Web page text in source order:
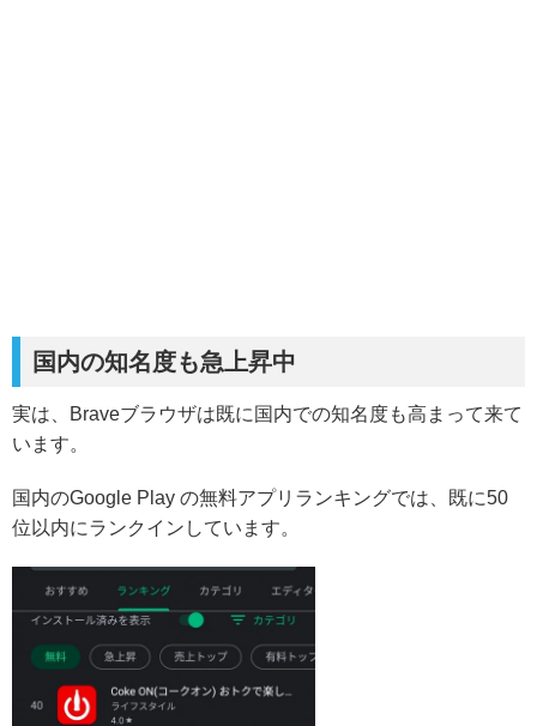
国内の知名度も急上昇中
実は、Braveブラウザは既に国内での知名度も高まって来て
います。
国内のGoogle Play の無料アプリランキングでは、既に50
位以内にランクインしています。